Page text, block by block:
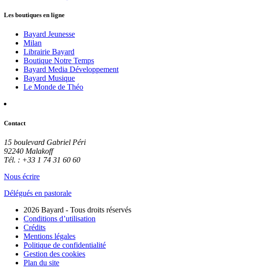
Les boutiques en ligne
Bayard Jeunesse
Milan
Librairie Bayard
Boutique Notre Temps
Bayard Media Développement
Bayard Musique
Le Monde de Théo
Contact
15 boulevard Gabriel Péri
92240 Malakoff
Tél. : +33 1 74 31 60 60
Nous écrire
Délégués en pastorale
2026 Bayard - Tous droits réservés
Conditions d’utilisation
Crédits
Mentions légales
Politique de confidentialité
Gestion des cookies
Plan du site